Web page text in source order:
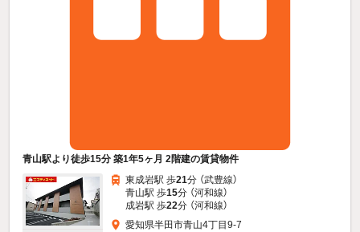
青山駅より徒歩15分 築1年5ヶ月 2階建の賃貸物件
東成岩駅 歩21分 （武豊線）
青山駅 歩15分 （河和線）
成岩駅 歩22分 （河和線）
愛知県半田市青山4丁目9-7